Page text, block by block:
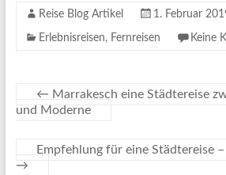
Reise Blog Artikel 1. Februar
Erlebnisreisen, Fernreisen Keine
← Marrakesch eine Städtereise
und Moderne
Empfehlung für eine Städtereise
→